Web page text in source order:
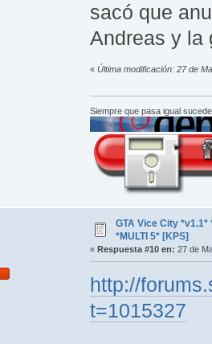
sacó que
Andreas y la
« Última modificación: 27 de
Siempre que pasa igual
GTA Vice City *v1.1*
*MULTI 5* [KPS]
« Respuesta #10 en: 27 de
http://
t=1015327